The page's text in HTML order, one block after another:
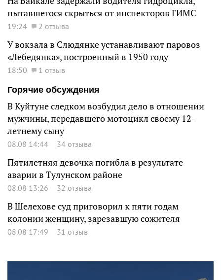
пытавшегося скрыться от инспекторов ГИМС
19:24 2 отзыва
У вокзала в Слюдянке устанавливают паровоз
«Лебедянка», построенный в 1950 году
18:50
1 отзыв
Горячие обсуждения
В Куйтуне следком возбудил дело в отношении
мужчины, передавшего мотоцикл своему 12-
летнему сыну
08.08 14:44 34 отзыва
Пятилетняя девочка погибла в результате
аварии в Тулунском районе
08.08 13:26 32 отзыва
В Шелехове суд приговорил к пяти годам
колонии женщину, зарезавшую сожителя
08.08 17:49 31 отзыв